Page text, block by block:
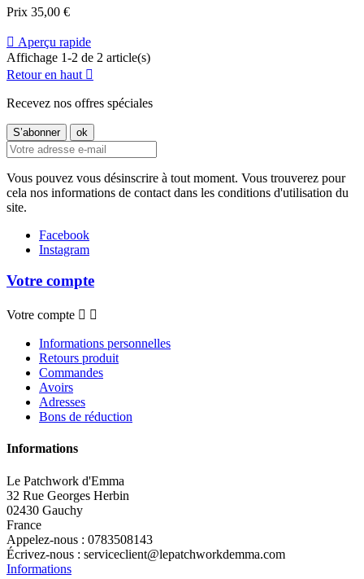
Prix 35,00 €
 Aperçu rapide
Affichage 1-2 de 2 article(s)
Retour en haut 
Recevez nos offres spéciales
Vous pouvez vous désinscrire à tout moment. Vous trouverez pour
cela nos informations de contact dans les conditions d'utilisation du
site.
Facebook
Instagram
Votre compte
Votre compte  
Informations personnelles
Retours produit
Commandes
Avoirs
Adresses
Bons de réduction
Informations
Le Patchwork d'Emma
32 Rue Georges Herbin
02430 Gauchy
France
Appelez-nous : 0783508143
Écrivez-nous : serviceclient@lepatchworkdemma.com
Informations